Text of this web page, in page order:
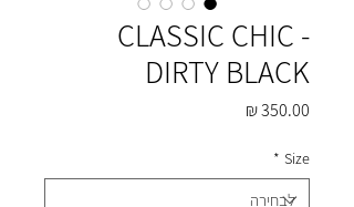
CLASSIC CHIC -
DIRTY BLACK
Size
*